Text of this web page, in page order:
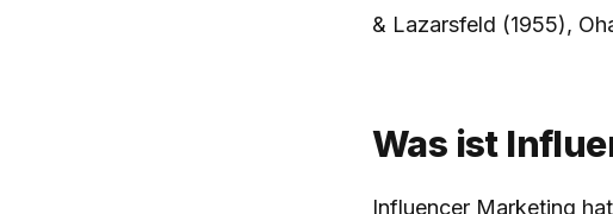
& Lazarsfeld (1955),
Was ist
Influencer Marketing